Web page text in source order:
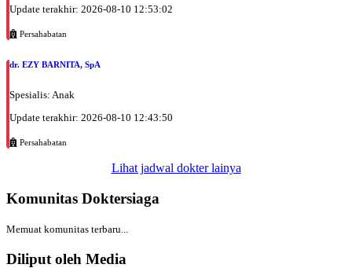
Update terakhir: 2026-08-10 12:53:02
Persahabatan
dr. EZY BARNITA, SpA
Spesialis: Anak
Update terakhir: 2026-08-10 12:43:50
Persahabatan
Lihat jadwal dokter lainya
Komunitas Doktersiaga
Memuat komunitas terbaru...
Diliput oleh Media